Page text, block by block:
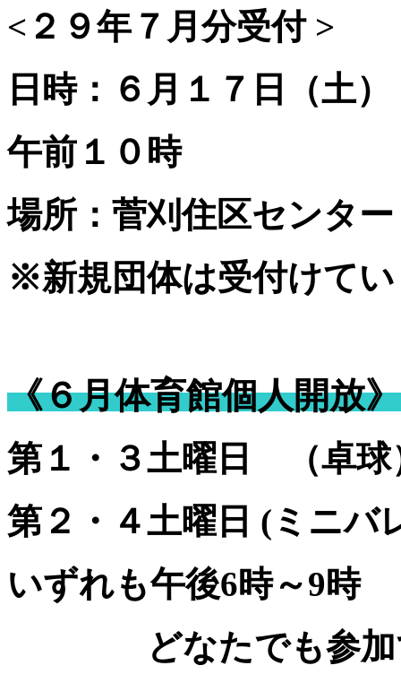
<２９年７月分受付 >
日時：６月１７日（土）
午前１０時
場所：菅刈住区センター
※新規団体は受付けて
《６月体育館個人開放》
第１・３土曜日 （卓球
第２・４土曜日 (ミニバ
いずれも午後6時～9時
どなたでも参加